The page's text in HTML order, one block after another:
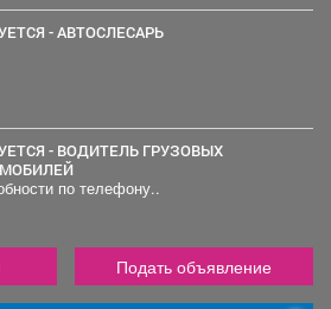
- АВТОСЛЕСАРЬ
по телефону..
Подать объявление